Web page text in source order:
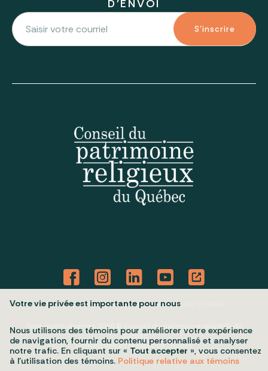
D'ENVOI
S'inscrire
Politique de confidentialité Mes préférences cookies
Tous droits réservés 2026 © Conseil du patrimoine religieux du
Québec
Conception et réalisation :Nubee
Votre vie privée est importante pour nous
Nous utilisons des témoins pour améliorer votre expérience
de navigation, fournir du contenu personnalisé et analyser
notre trafic. En cliquant sur « Tout accepter », vous consentez
à l’utilisation des témoins. Politique relative aux témoins